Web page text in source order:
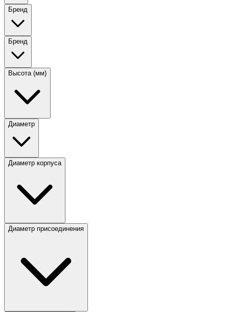
Бренд
Бренд
Высота (мм)
Диаметр
Диаметр корпуса
Диаметр присоединения